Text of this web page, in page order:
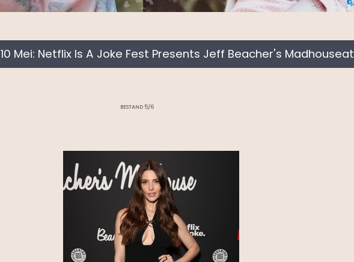
10 Mei: Netflix Is A Joke Fest Presents Jeff Beacher's Madhouseat
BESTAND 5/6